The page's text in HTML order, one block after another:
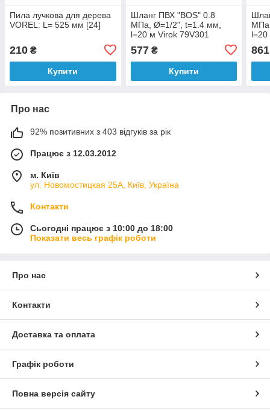
Пила лучкова для дерева
VOREL: L= 525 мм [24]
210 ₴
Купити
Шланг ПВХ "BOS" 0.8
МПа, Ø=1/2", t=1.4 мм,
l=20 м Virok 79V301
577₴
Купити
861
Про нас
92% позитивних з 403 відгуків за рік
Працює з 12.03.2012
м. Київ
ул. Новомостицкая 25А, Київ, Україна
Контакти
Сьогодні працює з 10:00 до 18:00
Показати весь графік роботи
Про нас
Контакти
Доставка та оплата
Графік роботи
Повна версія сайту